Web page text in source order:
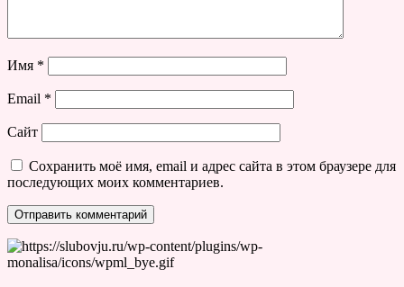
Имя *
Email *
Сайт
Сохранить моё имя, email и адрес сайта в этом браузере для
последующих моих комментариев.